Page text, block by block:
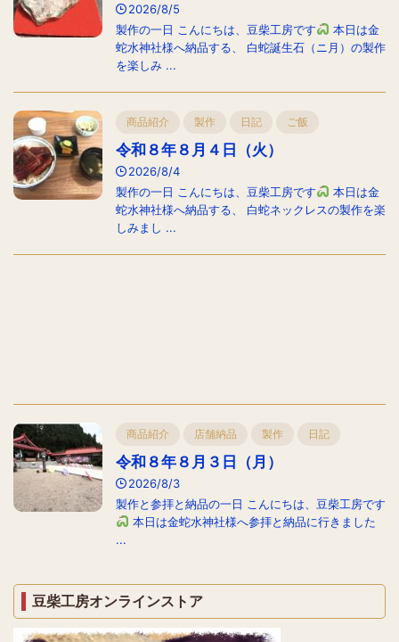
2026/8/5
製作の一日 こんにちは、豆柴工房です
本日は金
蛇水神社様へ納品する、 白蛇誕生石（ニ月）の製作
を楽しみ ...
商品紹介 製作 日記 ご飯
令和８年８月４日（火）
2026/8/4
製作の一日 こんにちは、豆柴工房です
本日は金
蛇水神社様へ納品する、 白蛇ネックレスの製作を楽
しみまし ...
商品紹介 店舗納品 製作 日記
令和８年８月３日（月）
2026/8/3
製作と参拝と納品の一日 こんにちは、豆柴工房です
本日は金蛇水神社様へ参拝と納品に行きました
...
豆柴工房オンラインストア